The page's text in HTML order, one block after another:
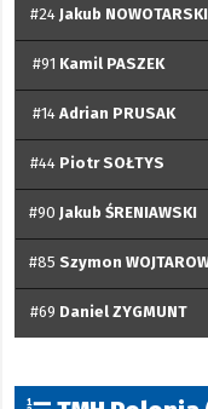
#24 Jakub NOWOTARSKI
#91 Kamil PASZEK
#14 Adrian PRUSAK
#44 Piotr SOŁTYS
#90 Jakub ŚRENIAWSKI
#85 Szymon
#69 Daniel ZYGMUNT